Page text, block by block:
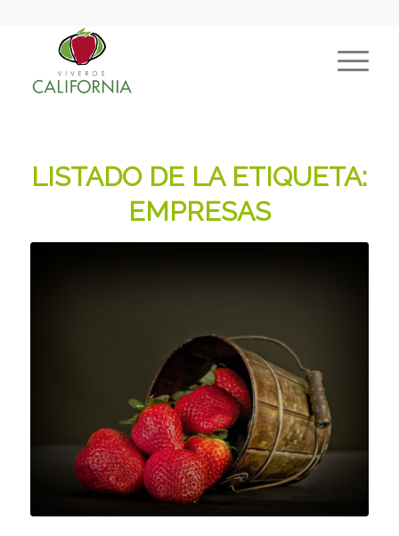
LISTADO DE LA ETIQUETA:
EMPRESAS